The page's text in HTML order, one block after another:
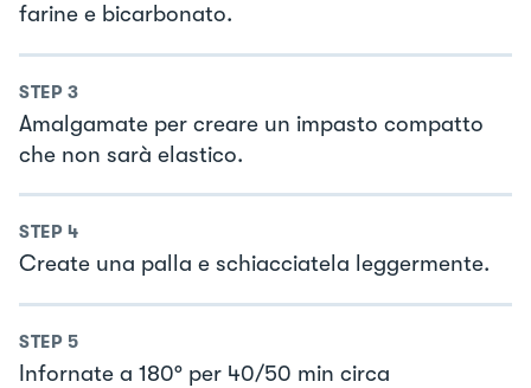
farine e bicarbonato.
STEP 3
Amalgamate per creare un impasto compatto
che non sarà elastico.
STEP 4
Create una palla e schiacciatela leggermente.
STEP 5
Infornate a 180° per 40/50 min circa